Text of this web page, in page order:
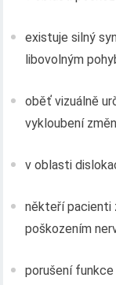
existuje silný
libovolným
oběť vizuálně
vykloubení
v oblasti
někteří pacienti
poškozením
porušení